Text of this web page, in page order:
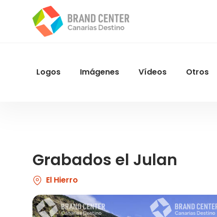
contenido
Menu
Logos Imágenes Vídeos Otros
Grabados el Julan
El Hierro